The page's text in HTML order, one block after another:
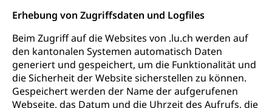
Erhebung von Zugriffsdaten und Logfiles
Beim Zugriff auf die Websites von .lu.ch werden auf
den kantonalen Systemen automatisch Daten
generiert und gespeichert, um die Funktionalität und
die Sicherheit der Website sicherstellen zu können.
Gespeichert werden der Name der aufgerufenen
Webseite, das Datum und die Uhrzeit des Aufrufs, die